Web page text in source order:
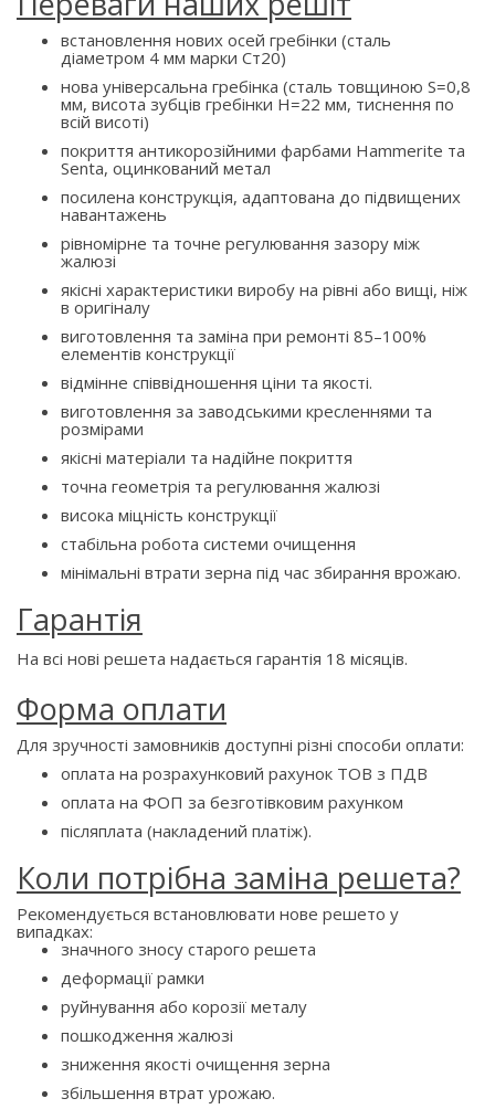
встановлення нових осей гребінки (сталь
діаметром 4 мм марки Ст20)
нова універсальна гребінка (сталь товщиною S=0,8
мм, висота зубців гребінки H=22 мм, тиснення по
всій висоті)
покриття антикорозійними фарбами Hammerite та
Senta, оцинкований метал
посилена конструкція, адаптована до підвищених
навантажень
рівномірне та точне регулювання зазору між
жалюзі
якісні характеристики виробу на рівні або вищі, ніж
в оригіналу
виготовлення та заміна при ремонті 85–100%
елементів конструкції
відмінне співвідношення ціни та якості.
виготовлення за заводськими кресленнями та
розмірами
якісні матеріали та надійне покриття
точна геометрія та регулювання жалюзі
висока міцність конструкції
стабільна робота системи очищення
мінімальні втрати зерна під час збирання врожаю.
Гарантія
На всі нові решета надається гарантія 18 місяців.
Форма оплати
Для зручності замовників доступні різні способи оплати:
оплата на розрахунковий рахунок ТОВ з ПДВ
оплата на ФОП за безготівковим рахунком
післяплата (накладений платіж).
Коли потрібна заміна решета?
Рекомендується встановлювати нове решето у
випадках:
значного зносу старого решета
деформації рамки
руйнування або корозії металу
пошкодження жалюзі
зниження якості очищення зерна
збільшення втрат урожаю.